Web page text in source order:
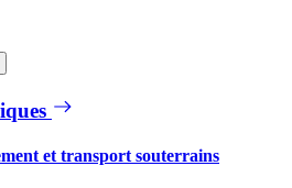
et transport souterrains